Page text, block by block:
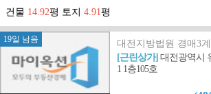
건물 14.92평 토지 4.91평
19일 남음
대전지방법원 경매3
[근린상가]대전광역시
1 1층105호